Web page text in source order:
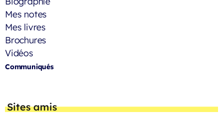
Mes notes
Mes livres
Brochures
Vidéos
Communiqués
Sites amis